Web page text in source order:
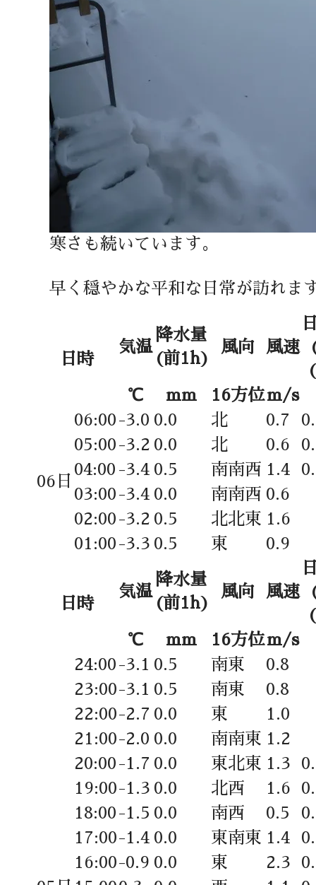
寒さも続いています。
早く穏やかな平和な日常が訪れま
日時
気温
降水量
(前1h)
風向 風速
℃
mm 16方位m/s
06日
06:00 -3.0 0.0 北 0.7
05:00 -3.2 0.0 北 0.6
04:00 -3.4 0.5 南南西 1.4
03:00 -3.4 0.0 南南西 0.6
02:00 -3.2 0.5 北北東 1.6
01:00 -3.3 0.5 東 0.9
日時
気温
降水量
(前1h)
風向 風速
℃
mm 16方位m/s
24:00 -3.1 0.5 南東
0.8
23:00-3.1 0.5 南東
0.8
22:00-2.7 0.0 東
1.0
21:00-2.0 0.0 南南東 1.2
20:00 -1.7 0.0 東北東 1.3
19:00-1.3 0.0 北西 1.6
18:00 -1.5 0.0 南西 0.5
17:00-1.4 0.0 東南東 1.4
16:00-0.9 0.0 東 2.3